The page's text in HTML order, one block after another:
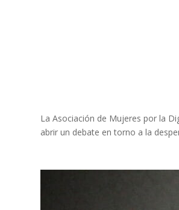
La Asociación de Mujeres por la
abrir un debate en torno a la